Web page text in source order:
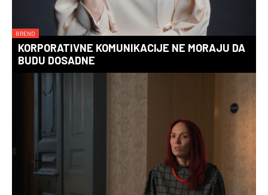
BREND
KORPORATIVNE KOMUNIKACIJE NE MORAJU DA
BUDU DOSADNE